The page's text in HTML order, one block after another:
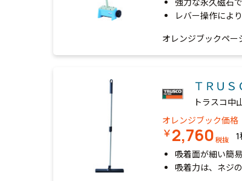
レバー操作によ
オレンジブックペ
ＴＲＵ
トラスコ中
オレンジブック価格
￥2,760 税抜
吸着面が細い簡
吸着力は、ネジ